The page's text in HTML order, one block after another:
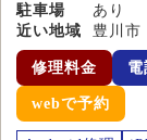
駐車場
あり
近い地域
豊川市
修理料金
webで予約